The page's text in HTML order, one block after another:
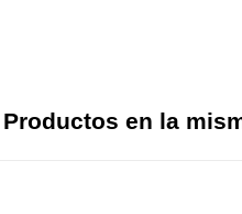
Productos en la